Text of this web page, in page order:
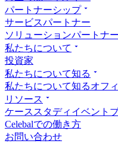
パートナーシップ
サービスパートナー
ソリューションパートナー
私たちについて
投資家
私たちについて知る
私たちについて知るオフ
リソース
ケーススタディ イベント
Celebalでの働き方
お問い合わせ